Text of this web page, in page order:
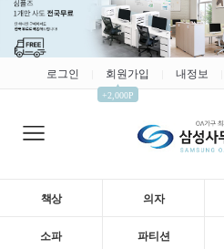
로그인 회원가입
▲
+2,000P
내정보
책상 의자
소파 파티션